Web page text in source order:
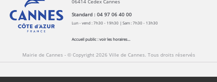
06414 Cedex Cannes
Standard : 04 97 06 40 00
Lun - vend : 7h30 - 19h30 | Sam : 7h30 - 13h30
Accueil public :voir les horaires...
Mairie de Cannes - © Copyright 2026 Ville de Cannes. Tous droits réservés